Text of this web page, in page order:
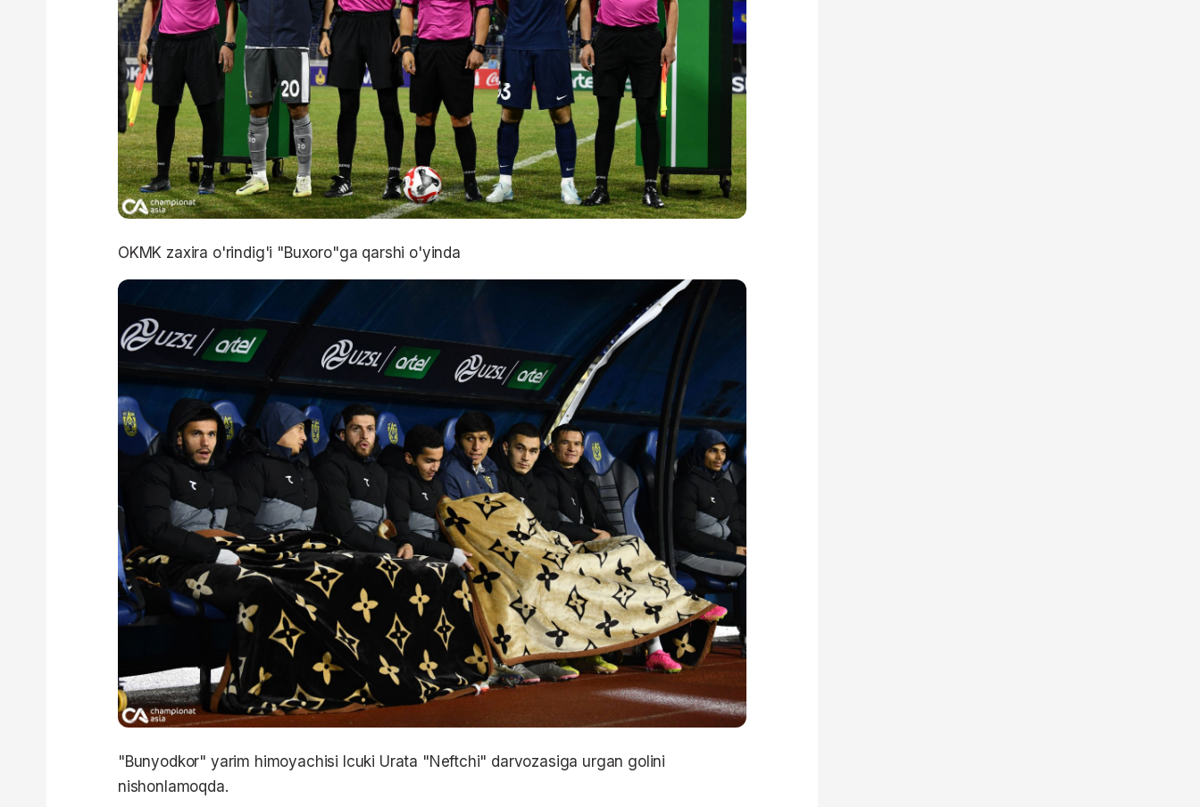
OKMK zaxira o'rindig'i "Buxoro"ga qarshi o'yinda
"Bunyodkor" yarim himoyachisi Icuki Urata "Neftchi" darvozasiga urgan golini
nishonlamoqda.